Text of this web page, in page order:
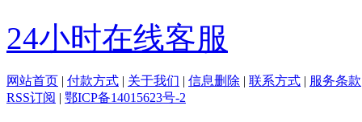
24小时在线客服
网站首页 | 付款方式 | 关于我们 | 信息删除 | 联系方式 | 服务条款
RSS订阅 | 鄂ICP备14015623号-2